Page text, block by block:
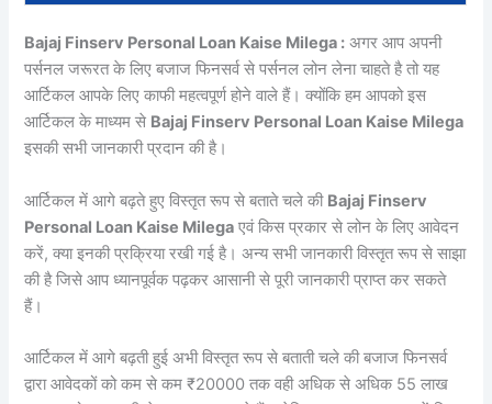
Bajaj Finserv Personal Loan Kaise Milega : अगर आप अपनी
पर्सनल जरूरत के लिए बजाज फिनसर्व से पर्सनल लोन लेना चाहते है तो यह
आर्टिकल आपके लिए काफी महत्वपूर्ण होने वाले हैं। क्योंकि हम आपको इस
आर्टिकल के माध्यम से Bajaj Finserv Personal Loan Kaise Milega
इसकी सभी जानकारी प्रदान की है।
आर्टिकल में आगे बढ़ते हुए विस्तृत रूप से बताते चले की Bajaj Finserv
Personal Loan Kaise Milega एवं किस प्रकार से लोन के लिए आवेदन
करें, क्या इनकी प्रक्रिया रखी गई है। अन्य सभी जानकारी विस्तृत रूप से साझा
की है जिसे आप ध्यानपूर्वक पढ़कर आसानी से पूरी जानकारी प्राप्त कर सकते
हैं।
आर्टिकल में आगे बढ़ती हुई अभी विस्तृत रूप से बताती चले की बजाज फिनसर्व
द्वारा आवेदकों को कम से कम ₹20000 तक वही अधिक से अधिक 55 लाख